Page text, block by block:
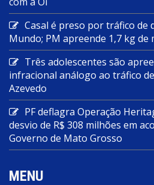
Casal é preso por tráfico de
Mundo; PM apreende 1,7 kg de
Três adolescentes são
infracional análogo ao tráfico
Azevedo
PF deflagra Operação
desvio de R$ 308 milhões em
Governo de Mato Grosso
MENU